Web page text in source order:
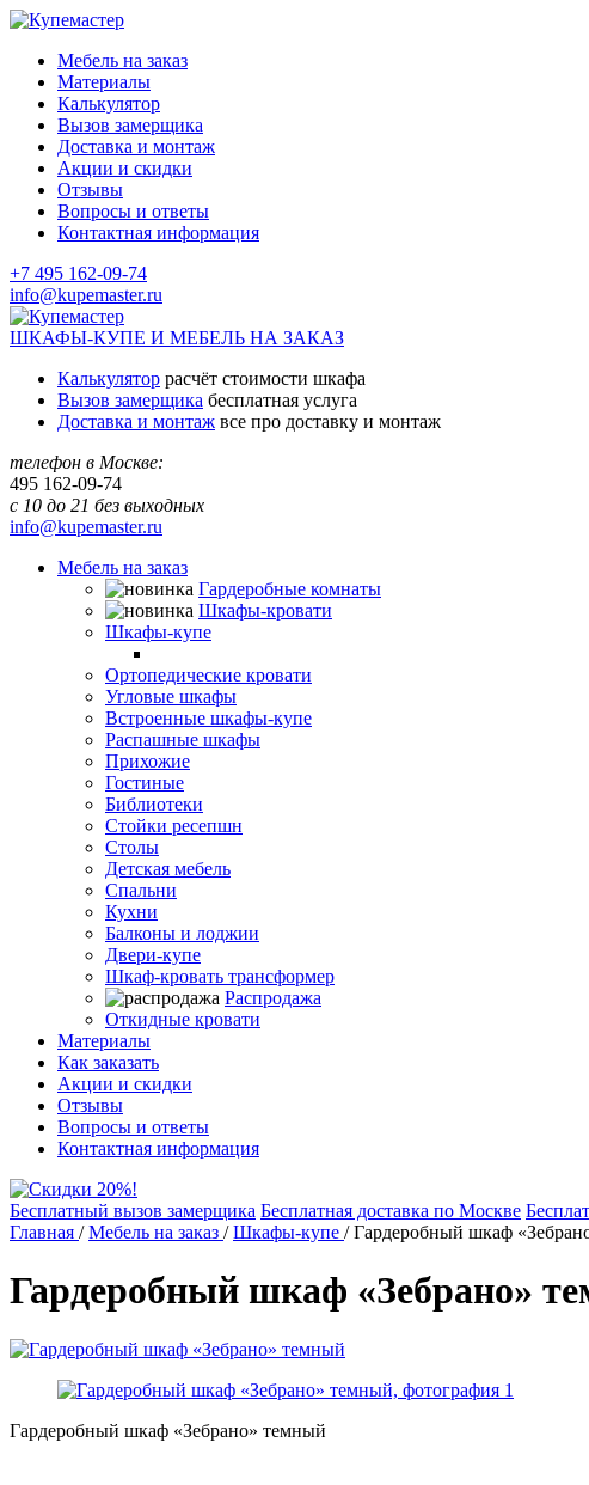
Мебель на заказ
Материалы
Калькулятор
Вызов замерщика
Доставка и монтаж
Акции и скидки
Отзывы
Вопросы и ответы
Контактная информация
+7 495 162-09-74
info@kupemaster.ru
ШКАФЫ-КУПЕ И МЕБЕЛЬ НА ЗАКАЗ
Калькулятор расчёт стоимости шкафа
Вызов замерщика бесплатная услуга
Доставка и монтаж все про доставку и монтаж
телефон в Москве:
495 162-09-74
с 10 до 21 без выходных
info@kupemaster.ru
Мебель на заказ
Гардеробные комнаты
Шкафы-кровати
Шкафы-купе
Ортопедические кровати
Угловые шкафы
Встроенные шкафы-купе
Распашные шкафы
Прихожие
Гостиные
Библиотеки
Стойки ресепшн
Столы
Детская мебель
Спальни
Кухни
Балконы и лоджии
Двери-купе
Шкаф-кровать трансформер
Распродажа
Откидные кровати
Материалы
Как заказать
Акции и скидки
Отзывы
Вопросы и ответы
Контактная информация
Бесплатный вызов замерщика Бесплатная доставка по Москве
Главная /Мебель на заказ /Шкафы-купе /Гардеробный шкаф
Гардеробный шкаф «Зебрано»
Гардеробный шкаф «Зебрано» темный